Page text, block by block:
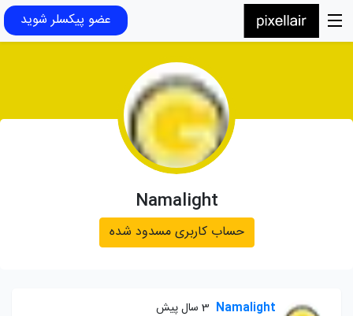
عضو پیکسلر شوید
Namalight
حساب کاربری مسدود شده
Namalight 3 سال پیش